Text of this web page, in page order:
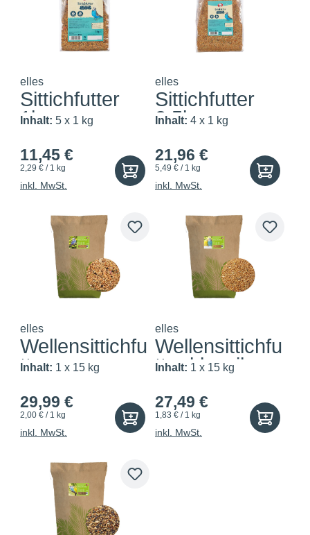
elles
Sittichfutter
1kg
Inhalt: 5 x 1 kg
11,45 €
2,29 € / 1 kg
inkl. MwSt.
elles
Sittichfutter
2,5kg
Inhalt: 4 x 1 kg
21,96 €
5,49 € / 1 kg
inkl. MwSt.
elles
Wellensittichfu
tter
Inhalt: 1 x 15 kg
29,99 €
2,00 € / 1 kg
inkl. MwSt.
elles
Wellensittichfu
tter klassik
Inhalt: 1 x 15 kg
27,49 €
1,83 € / 1 kg
inkl. MwSt.